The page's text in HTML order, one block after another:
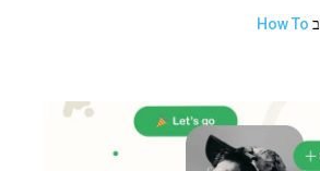
ב How To